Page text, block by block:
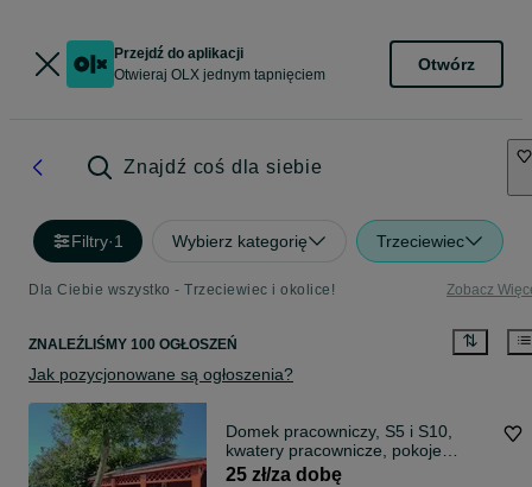
Przejdź do aplikacji
Otwieraj OLX jednym tapnięciem
Otwórz
Znajdź coś dla siebie
Filtry·1 Wybierz kategorię Trzeciewiec
Dla Ciebie wszystko - Trzeciewiec i okolice! Zobacz
ZNALEŹLIŚMY 100 OGŁOSZEŃ
Jak pozycjonowane są ogłoszenia?
Domek pracowniczy, S5 i S10,
kwatery pracownicze, pokoje
gościnne
25 zł/za dobę